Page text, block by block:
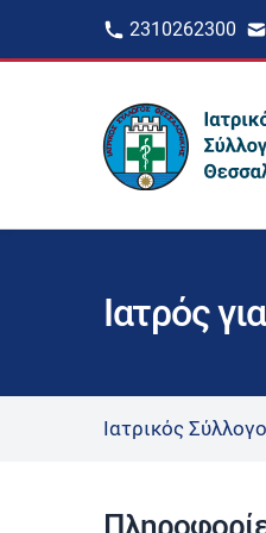
2310262300
Ιατρός
Ιατρικός